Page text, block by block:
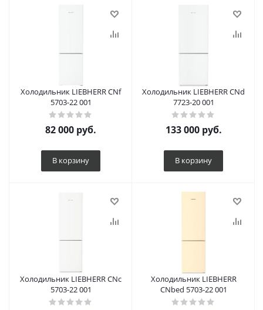
Холодильник LIEBHERR CNf
5703-22 001
82 000 руб.
В корзину
Холодильник LIEBHERR CNd
7723-20 001
133 000руб.
В корзину
Холодильник LIEBHERR CNc
5703-22 001
Холодильник LIEBHERR
CNbed 5703-22 001